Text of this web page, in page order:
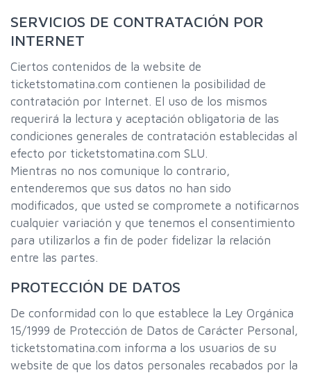
SERVICIOS DE CONTRATACIÓN POR
INTERNET
Ciertos contenidos de la website de
ticketstomatina.com contienen la posibilidad de
contratación por Internet. El uso de los mismos
requerirá la lectura y aceptación obligatoria de las
condiciones generales de contratación establecidas al
efecto por ticketstomatina.com SLU.
Mientras no nos comunique lo contrario,
entenderemos que sus datos no han sido
modificados, que usted se compromete a notificarnos
cualquier variación y que tenemos el consentimiento
para utilizarlos a fin de poder fidelizar la relación
entre las partes.
PROTECCIÓN DE DATOS
De conformidad con lo que establece la Ley Orgánica
15/1999 de Protección de Datos de Carácter Personal,
ticketstomatina.com informa a los usuarios de su
website de que los datos personales recabados por la